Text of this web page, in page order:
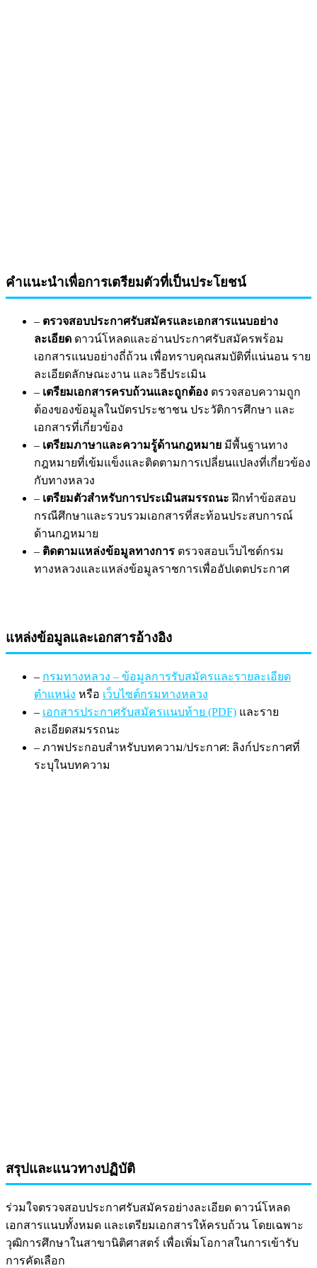
คำแนะนำเพื่อการเตรียมตัวที่เป็นประโยชน์
– ตรวจสอบประกาศรับสมัครและเอกสารแนบอย่าง
ละเอียด ดาวน์โหลดและอ่านประกาศรับสมัครพร้อม
เอกสารแนบอย่างถี่ถ้วน เพื่อทราบคุณสมบัติที่แน่นอน ราย
ละเอียดลักษณะงาน และวิธีประเมิน
– เตรียมเอกสารครบถ้วนและถูกต้อง ตรวจสอบความถูก
ต้องของข้อมูลในบัตรประชาชน ประวัติการศึกษา และ
เอกสารที่เกี่ยวข้อง
– เตรียมภาษาและความรู้ด้านกฎหมาย มีพื้นฐานทาง
กฎหมายที่เข้มแข็งและติดตามการเปลี่ยนแปลงที่เกี่ยวข้อง
กับทางหลวง
– เตรียมตัวสำหรับการประเมินสมรรถนะ ฝึกทำข้อสอบ
กรณีศึกษาและรวบรวมเอกสารที่สะท้อนประสบการณ์
ด้านกฎหมาย
– ติดตามแหล่งข้อมูลทางการ ตรวจสอบเว็บไซต์กรม
ทางหลวงและแหล่งข้อมูลราชการเพื่ออัปเดตประกาศ
แหล่งข้อมูลและเอกสารอ้างอิง
– กรมทางหลวง – ข้อมูลการรับสมัครและรายละเอียด
ตำแหน่ง หรือ เว็บไซต์กรมทางหลวง
– เอกสารประกาศรับสมัครแนบท้าย (PDF) และราย
ละเอียดสมรรถนะ
– ภาพประกอบสำหรับบทความ/ประกาศ: ลิงก์ประกาศที่
ระบุในบทความ
สรุปและแนวทางปฏิบัติ
ร่วมใจตรวจสอบประกาศรับสมัครอย่างละเอียด ดาวน์โหลด
เอกสารแนบทั้งหมด และเตรียมเอกสารให้ครบถ้วน โดยเฉพาะ
วุฒิการศึกษาในสาขานิติศาสตร์ เพื่อเพิ่มโอกาสในการเข้ารับ
การคัดเลือก